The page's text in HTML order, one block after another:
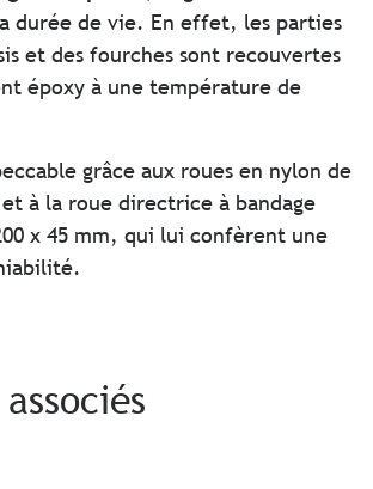
durée de vie. En effet, les parties
et des fourches sont recouvertes
époxy à une température de
grâce aux roues en nylon de
à la roue directrice à bandage
x 45 mm, qui lui confèrent une